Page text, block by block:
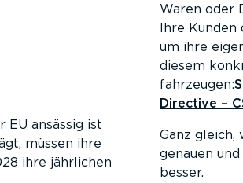
ansässig ist
müssen ihre
ihre jährlichen
Waren oder
Ihre Kunden
um ihre
diesem
fahr­zeugen:
Directive –
Ganz
genauen
besser.